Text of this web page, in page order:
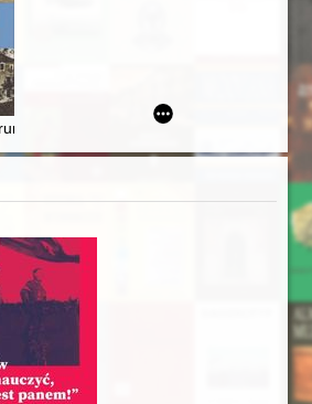
poligonu drawskiego od średniowiecza